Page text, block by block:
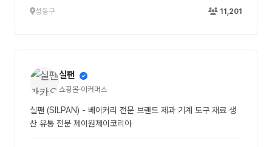
성동구 11,201
실팬
쇼핑몰·이커머스
실팬 (SILPAN) - 베이커리 전문 브랜드 제과 기계 도구 재료 생
산 유통 전문 제이원제이코리아